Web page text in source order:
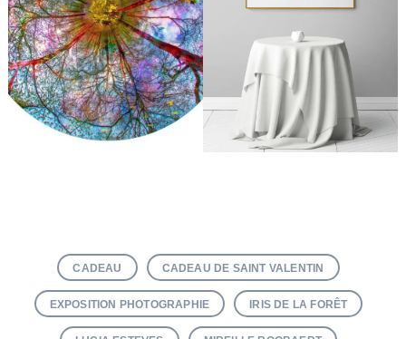
CADEAU CADEAU DE SAINT VALENTIN
EXPOSITION PHOTOGRAPHIE IRIS DE LA FORÊT